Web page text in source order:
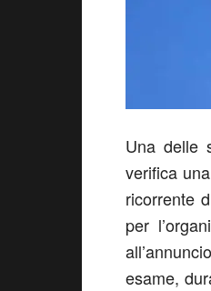
Una delle
verifica
ricorrente
per
esame,